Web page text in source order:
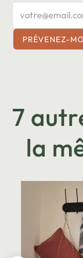
PRÉVENEZ-
7
la